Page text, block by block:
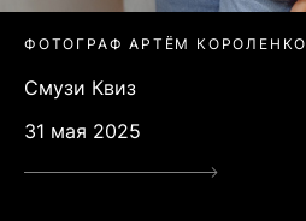
ФОТОГРАФ АРТЁМ КОРОЛЕНКО
Смузи Квиз
31 мая 2025